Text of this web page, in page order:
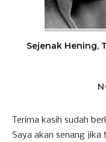
Sejenak Hening,
Terima kasih sudah
Saya akan senang